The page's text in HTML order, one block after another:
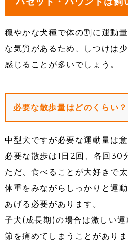
穏やかな犬種で体の割に運動
な気質があるため、しつけは
感じることが多いでしょう。
必要な散歩量はどのくらい？
中型犬ですが必要な運動量は
必要な散歩は1日2回、各回30
ただ、食べることが大好きで
体重をみながらしっかりと運
あげる必要があります。
子犬(成長期)の場合は激しい
節を痛めてしまうことがあり